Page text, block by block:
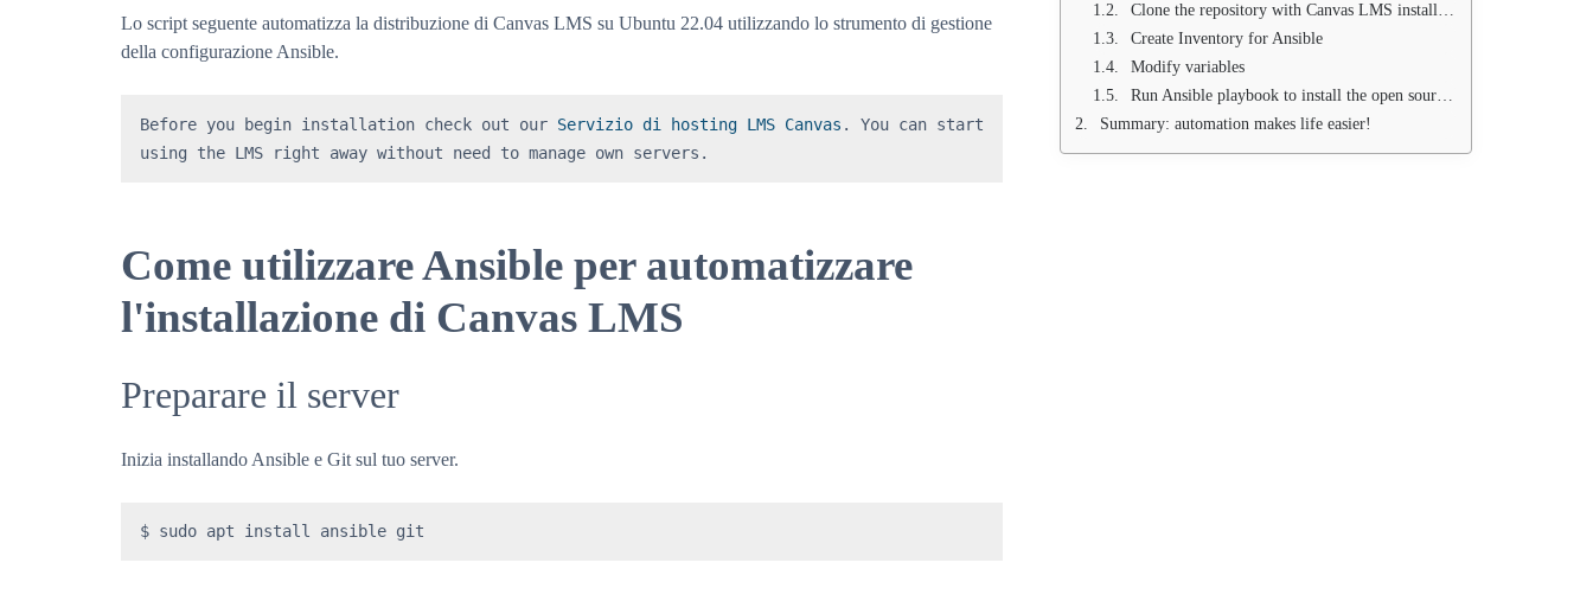
Lo script seguente automatizza la distribuzione di Canvas LMS su Ubuntu 22.04 utilizzando lo strumento di gestione
della configurazione Ansible.
Before you begin installation check out our Servizio di hosting LMS Canvas . You can start
using the LMS right away without need to manage own servers.
Come utilizzare Ansible per automatizzare
l'installazione di Canvas LMS
Preparare il server
Inizia installando Ansible e Git sul tuo server.
$ sudo apt install ansible git
Clone the repository with Canvas LMS installation script
Create Inventory for Ansible
Modify variables
Run Ansible playbook to install the open source Canvas LMS system
Summary: automation makes life easier!